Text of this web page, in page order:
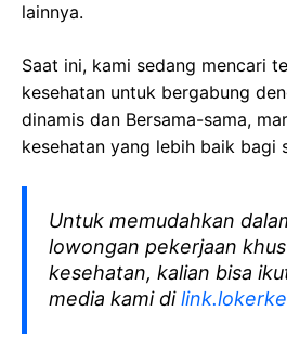
lainnya.
Saat ini, kami sedang mencari
kesehatan untuk bergabung
dinamis dan Bersama-sama,
kesehatan yang lebih baik bagi
Untuk memudahkan
lowongan pekerjaan
kesehatan, kalian bisa
media kami di